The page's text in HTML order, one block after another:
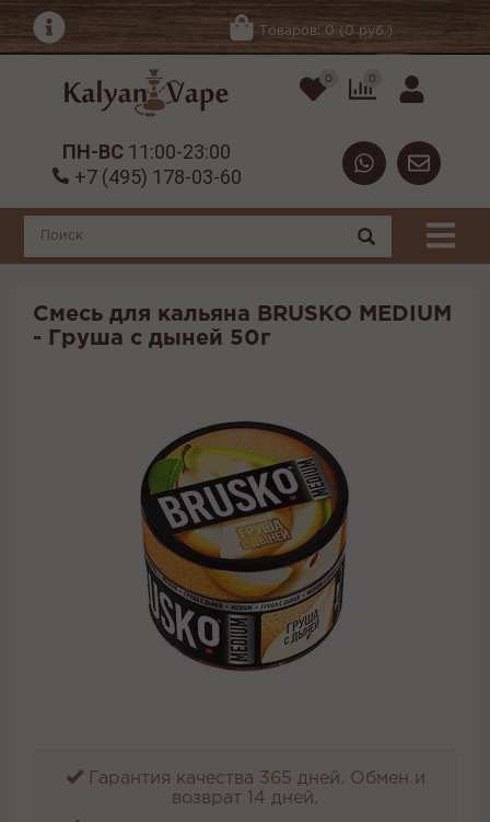
Товаров: 0 (0 руб.)
0 0
ПН-ВС 11:00-23:00
+7 (495) 178-03-60
Смесь для кальяна BRUSKO MEDIUM
- Груша с дыней 50г
Гарантия качества 365 дней. Обмен и
возврат 14 дней.